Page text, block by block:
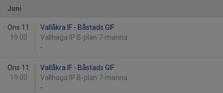
Juni
Ons 11
19:00
Vallåkra IF - Båstads GIF
Vallhaga IP B-plan 7-manna
-
Ons 11
19:00
Vallåkra IF - Båstads GIF
Vallhaga IP B-plan 7-manna
-